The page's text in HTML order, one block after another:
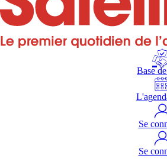
Base
Se
Se